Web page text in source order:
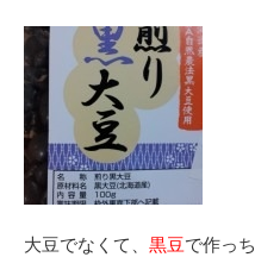
大豆でなくて、 黒豆で作っ